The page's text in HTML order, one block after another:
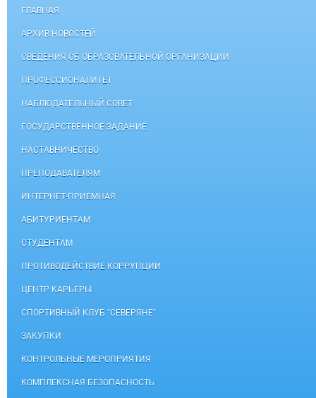
ГЛАВНАЯ
АРХИВ НОВОСТЕЙ
СВЕДЕНИЯ ОБ ОБРАЗОВАТЕЛЬНОЙ ОРГАНИЗАЦИИ
ПРОФЕССИОНАЛИТЕТ
НАБЛЮДАТЕЛЬНЫЙ СОВЕТ
ГОСУДАРСТВЕННОЕ ЗАДАНИЕ
НАСТАВНИЧЕСТВО
ПРЕПОДАВАТЕЛЯМ
ИНТЕРНЕТ-ПРИЕМНАЯ
АБИТУРИЕНТАМ
СТУДЕНТАМ
ПРОТИВОДЕЙСТВИЕ КОРРУПЦИИ
ЦЕНТР КАРЬЕРЫ
СПОРТИВНЫЙ КЛУБ "СЕВЕРЯНЕ"
ЗАКУПКИ
КОНТРОЛЬНЫЕ МЕРОПРИЯТИЯ
КОМПЛЕКСНАЯ БЕЗОПАСНОСТЬ